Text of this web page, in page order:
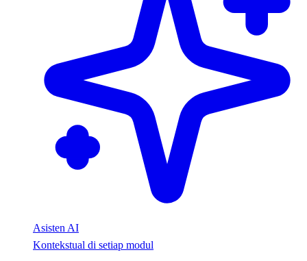
Asisten AI
Kontekstual di setiap modul